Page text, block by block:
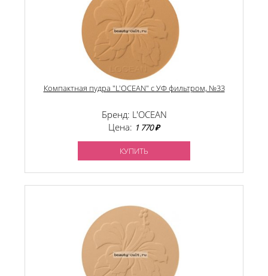
Компактная пудра "L'OCEAN" с УФ фильтром, №33
Бренд: L'OCEAN
Цена: 1 770 ₽
КУПИТЬ